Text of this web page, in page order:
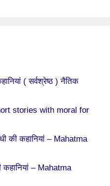
( सर्वश्रेष्ठ ) नैतिक
stories with moral for
की कहानियां – Mahatma
कहानियां – Mahatma